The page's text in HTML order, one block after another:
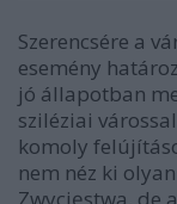
Szerencsére a
esemény
jó állapotban
sziléziai
komoly
nem néz ki
Zwycięstwa, de